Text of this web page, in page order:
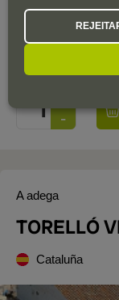
12 € IVA
|
A adega
TORELLÓ
Cataluña